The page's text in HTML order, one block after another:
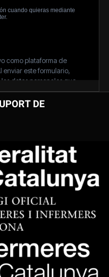
DE